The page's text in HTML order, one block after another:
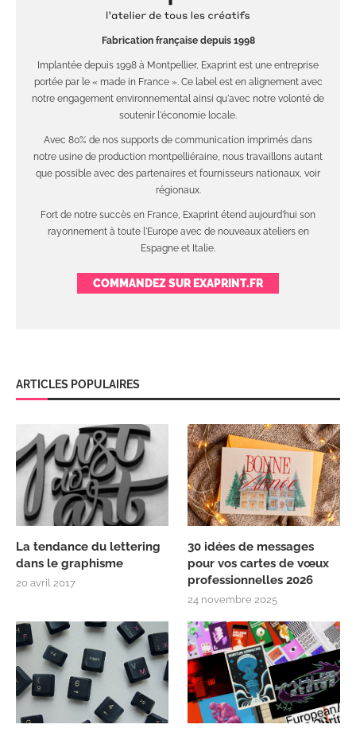
Fabrication française depuis 1998
Implantée depuis 1998 à Montpellier, Exaprint est une entreprise
portée par le « made in France ». Ce label est en alignement avec
notre engagement environnemental ainsi qu'avec notre volonté de
soutenir l'économie locale.
Avec 80% de nos supports de communication imprimés dans
notre usine de production montpelliéraine, nous travaillons autant
que possible avec des partenaires et fournisseurs nationaux, voir
régionaux.
Fort de notre succès en France, Exaprint étend aujourd'hui son
rayonnement à toute l'Europe avec de nouveaux ateliers en
Espagne et Italie.
COMMANDEZ SUR EXAPRINT.FR
ARTICLES POPULAIRES
La tendance du lettering
dans le graphisme
20 avril 2017
30 idées de messages
pour vos cartes de vœux
professionnelles 2026
24 novembre 2025